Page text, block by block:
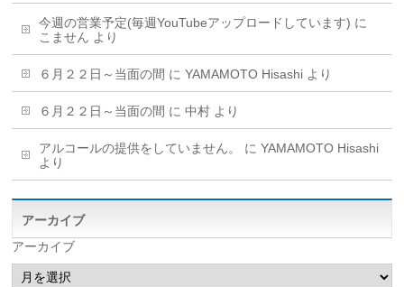
今週の営業予定(毎週YouTubeアップロードしています) に
こません より
６月２２日～当面の間 にYAMAMOTO Hisashi より
６月２２日～当面の間 に中村 より
アルコールの提供をしていません。 にYAMAMOTO Hisashi
より
アーカイブ
アーカイブ